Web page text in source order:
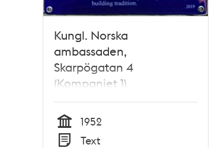
Kungl. Norska
ambassaden,
Skarpögatan 4
(Kompaniet 1)
Tid
1952
Text